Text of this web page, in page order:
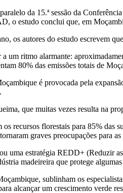
da 15.ª sessão da
o estudo conclui que, em
os autores do estudo escrevem
um ritmo alarmante:
80% das emissões totais de
é provocada pela
que muitas vezes resulta na
recursos florestais para 85% das
graves preocupações para
uma estratégia REDD+ (Reduzir
madeireira que protege algumas
sublinham os
alcançar um crescimento verde